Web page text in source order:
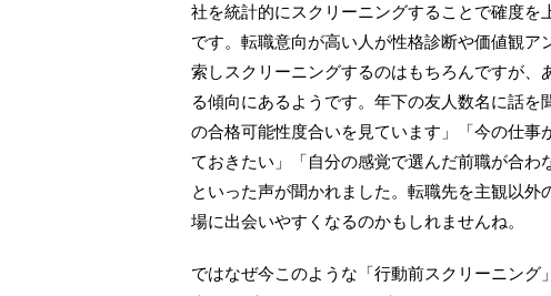
社を統計的にスクリーニングすることで確度を
です。転職意向が高い人が性格診断や価値観
索しスクリーニングするのはもちろんですが
る傾向にあるようです。年下の友人数名に話
の合格可能性度合いを見ています」「今の仕事
ておきたい」「自分の感覚で選んだ前職が合わ
といった声が聞かれました。転職先を主観以
場に出会いやすくなるのかもしれませんね。
ではなぜ今このような「行動前スクリーニング